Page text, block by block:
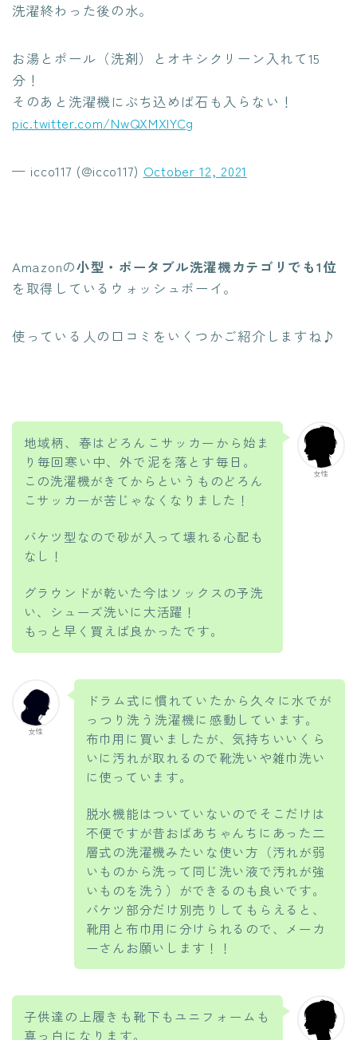
洗濯終わった後の水。
お湯とポール（洗剤）とオキシクリーン入れて15
分！
そのあと洗濯機にぶち込めば石も入らない！
pic.twitter.com/NwQXMXIYCg
— icco117 (@icco117) October 12, 2021
Amazonの小型・ポータブル洗濯機カテゴリでも1位
を取得しているウォッシュボーイ。
使っている人の口コミをいくつかご紹介しますね♪
女性
地域柄、春はどろんこサッカーから始ま
り毎回寒い中、外で泥を落とす毎日。
この洗濯機がきてからというものどろん
こサッカーが苦じゃなくなりました！
バケツ型なので砂が入って壊れる心配も
なし！
グラウンドが乾いた今はソックスの予洗
い、シューズ洗いに大活躍！
もっと早く買えば良かったです。
女性
ドラム式に慣れていたから久々に水でが
っつり洗う洗濯機に感動しています。
布巾用に買いましたが、気持ちいいくら
いに汚れが取れるので靴洗いや雑巾洗い
に使っています。
脱水機能はついていないのでそこだけは
不便ですが昔おばあちゃんちにあった二
層式の洗濯機みたいな使い方（汚れが弱
いものから洗って同じ洗い液で汚れが強
いものを洗う）ができるのも良いです。
バケツ部分だけ別売りしてもらえると、
靴用と布巾用に分けられるので、メーカ
ーさんお願いします！！
子供達の上履きも靴下もユニフォームも
真っ白になります。